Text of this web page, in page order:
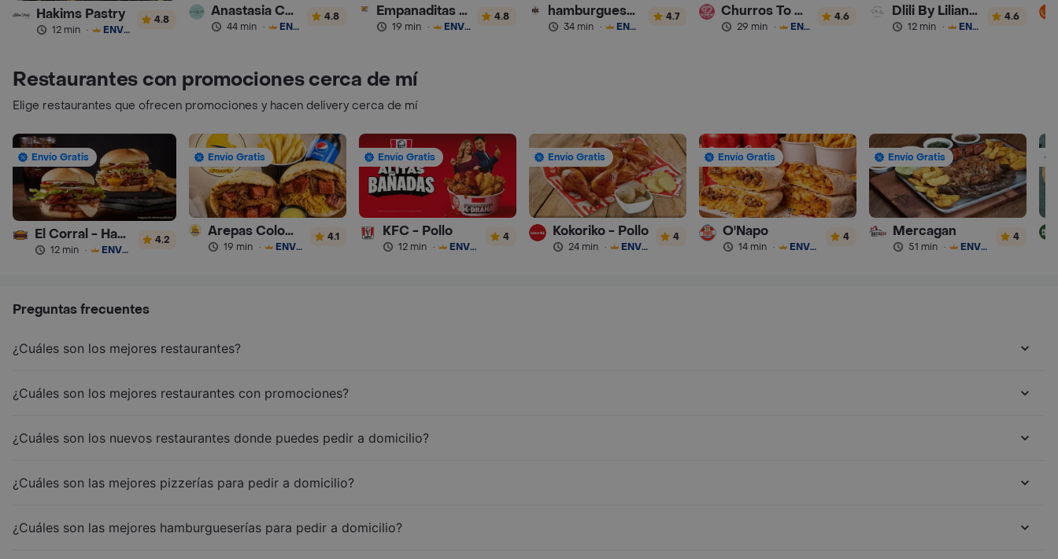
Hakims Pastry
12 min · ENVÍO GRATIS
4.8
Anastasia Cookies
44 min · ENVÍO GRATIS
4.8 Empanaditas de Pipian - Empanadas
19 min · ENVÍO GRATIS
4.8 hamburguesas Rustica (RDC)
34 min · ENVÍO GRATIS
4.7 Churros To Go
29 min · ENVÍO GRATIS
4.6 Dlili By Liliana Arango
12 min · ENVÍO GRATIS
4.6
Restaurantes con promociones cerca de mí
Elige restaurantes que ofrecen promociones y hacen delivery cerca de mí
Envío Gratis
El Corral - Hamburguesa
12 min · ENVÍO GRATIS
4.2
Envío Gratis
Arepas Colombianas Premium
19 min · ENVÍO GRATIS
4.1
Envío Gratis
KFC - Pollo
12 min · ENVÍO GRATIS
4
Envío Gratis
Kokoriko - Pollo
24 min · ENVÍO GRATIS
4
Envío Gratis
O'Napo
14 min · ENVÍO GRATIS
4
Envío Gratis
Mercagan
51 min · ENVÍO GRATIS
4
Preguntas frecuentes
¿Cuáles son los mejores restaurantes?
¿Cuáles son los mejores restaurantes con promociones?
¿Cuáles son los nuevos restaurantes donde puedes pedir a domicilio?
¿Cuáles son las mejores pizzerías para pedir a domicilio?
¿Cuáles son las mejores hamburgueserías para pedir a domicilio?